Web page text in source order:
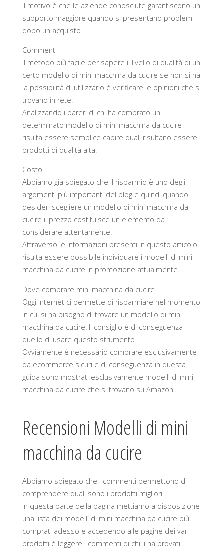
Il motivo è che le aziende conosciute garantiscono un
supporto maggiore quando si presentano problemi
dopo un acquisto.
Commenti
Il metodo più facile per sapere il livello di qualità di un
certo modello di mini macchina da cucire se non si ha
la possibilità di utilizzarlo è verificare le opinioni che si
trovano in rete.
Analizzando i pareri di chi ha comprato un
determinato modello di mini macchina da cucire
risulta essere semplice capire quali risultano essere i
prodotti di qualità alta.
Costo
Abbiamo già spiegato che il risparmio è uno degli
argomenti più importanti del blog e quindi quando
desideri scegliere un modello di mini macchina da
cucire il prezzo costituisce un elemento da
considerare attentamente.
Attraverso le informazioni presenti in questo articolo
risulta essere possibile individuare i modelli di mini
macchina da cucire in promozione attualmente.
Dove comprare mini macchina da cucire
Oggi Internet ci permette di risparmiare nel momento
in cui si ha bisogno di trovare un modello di mini
macchina da cucire. Il consiglio è di conseguenza
quello di usare questo strumento.
Ovviamente è necessario comprare esclusivamente
da ecommerce sicuri e di conseguenza in questa
guida sono mostrati esclusivamente modelli di mini
macchina da cucire che si trovano su Amazon.
Recensioni Modelli di mini
macchina da cucire
Abbiamo spiegato che i commenti permettono di
comprendere quali sono i prodotti migliori.
In questa parte della pagina mettiamo a disposizione
una lista dei modelli di mini macchina da cucire più
comprati adesso e accedendo alle pagine dei vari
prodotti è leggere i commenti di chi li ha provati.